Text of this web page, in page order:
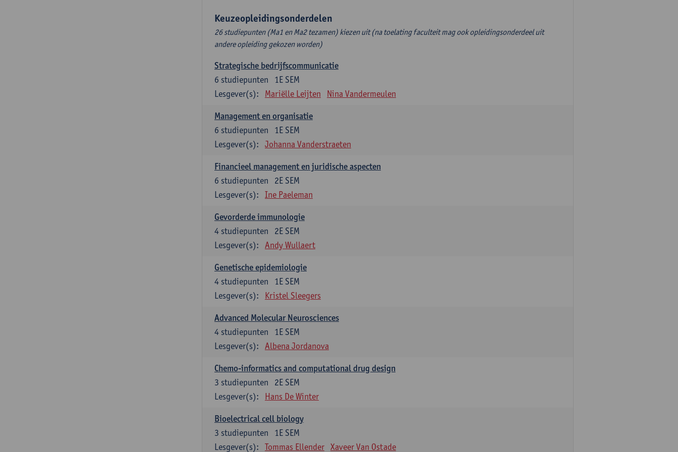
Keuzeopleidingsonderdelen
26 studiepunten (Ma1 en Ma2 tezamen) kiezen uit (na toelating faculteit mag ook opleidingsonderdeel uit
andere opleiding gekozen worden)
Strategische bedrijfscommunicatie
1E SEM
6 studiepunten
Lesgever(s):
Mariëlle Leijten Nina Vandermeulen
Management en organisatie
1E SEM
6 studiepunten
Lesgever(s):
Johanna Vanderstraeten
Financieel management en juridische aspecten
2E SEM
6 studiepunten
Lesgever(s):
Ine Paeleman
Gevorderde immunologie
2E SEM
4 studiepunten
Lesgever(s):
Andy Wullaert
Genetische epidemiologie
1E SEM
4 studiepunten
Lesgever(s):
Kristel Sleegers
Advanced Molecular Neurosciences
1E SEM
4 studiepunten
Lesgever(s):
Albena Jordanova
Chemo-informatics and computational drug design
2E SEM
3 studiepunten
Lesgever(s):
Hans De Winter
Bioelectrical cell biology
1E SEM
3 studiepunten
Lesgever(s):
Tommas Ellender Xaveer Van Ostade